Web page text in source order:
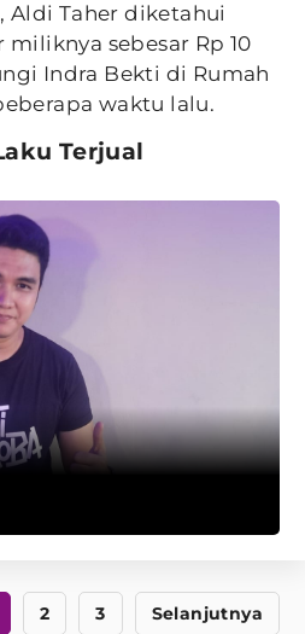
Aldi Taher diketahui
sebesar Rp 10
Indra Bekti di Rumah
waktu lalu.
Terjual
2 3 Selanjutnya